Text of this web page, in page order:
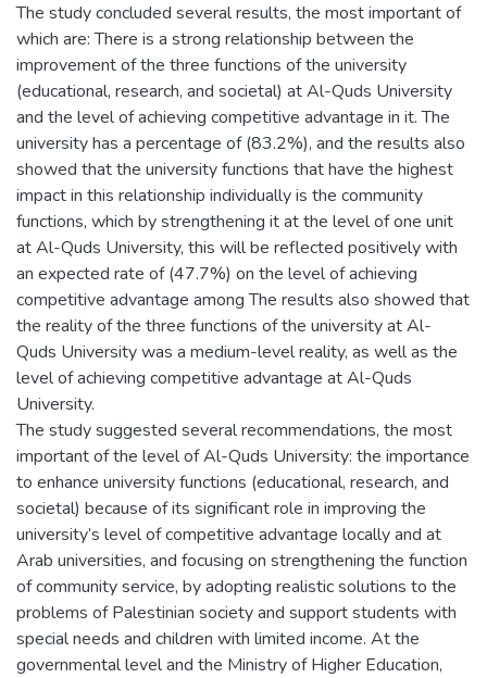
The study concluded several results, the most important of
which are: There is a strong relationship between the
improvement of the three functions of the university
(educational, research, and societal) at Al-Quds University
and the level of achieving competitive advantage in it. The
university has a percentage of (83.2%), and the results also
showed that the university functions that have the highest
impact in this relationship individually is the community
functions, which by strengthening it at the level of one unit
at Al-Quds University, this will be reflected positively with
an expected rate of (47.7%) on the level of achieving
competitive advantage among The results also showed that
the reality of the three functions of the university at Al-
Quds University was a medium-level reality, as well as the
level of achieving competitive advantage at Al-Quds
University.
The study suggested several recommendations, the most
important of the level of Al-Quds University: the importance
to enhance university functions (educational, research, and
societal) because of its significant role in improving the
university’s level of competitive advantage locally and at
Arab universities, and focusing on strengthening the function
of community service, by adopting realistic solutions to the
problems of Palestinian society and support students with
special needs and children with limited income. At the
governmental level and the Ministry of Higher Education,